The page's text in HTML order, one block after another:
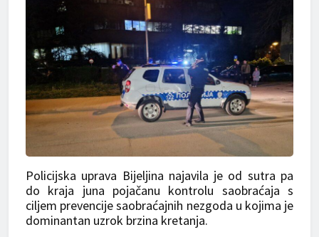
Policijska uprava Bijeljina najavila je od sutra pa
do kraja juna pojačanu kontrolu saobraćaja s
ciljem prevencije saobraćajnih nezgoda u kojima je
dominantan uzrok brzina kretanja.